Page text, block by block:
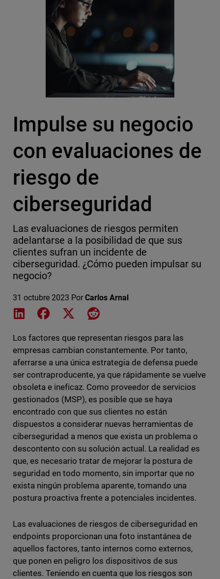
Impulse su negocio
con evaluaciones de
riesgo de
ciberseguridad
Las evaluaciones de riesgos permiten
adelantarse a la posibilidad de que sus
clientes sufran un incidente de
ciberseguridad. ¿Cómo pueden impulsar su
negocio?
31 octubre 2023 Por Carlos Arnal
Share on LinkedIn
Share on Facebook
Share on XShare on Reddit
Los factores que representan riesgos para las
empresas cambian constantemente. Por tanto,
aferrarse a una única estrategia de defensa puede
ser contraproducente, ya que rápidamente se vuelve
obsoleta e ineficaz. Como proveedor de servicios
gestionados (MSP), es posible que se haya
encontrado con que sus clientes no están
dispuestos a considerar nuevas herramientas de
ciberseguridad a menos que exista un problema o
descontento con su solución actual. La realidad es
que, es necesario tratar de mejorar la postura de
seguridad en todo momento, sin importar que no
exista ningún problema aparente, tomando una
postura proactiva frente a potenciales incidentes.
Las evaluaciones de riesgos de ciberseguridad en
endpoints proporcionan una foto instantánea de
aquellos factores, tanto internos como externos,
que ponen en peligro los dispositivos de sus
clientes. Teniendo en cuenta que los riesgos son